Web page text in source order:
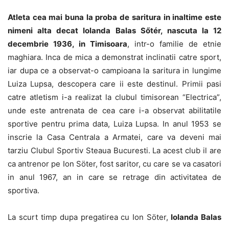
Atleta cea mai buna la proba de saritura in inaltime este
nimeni alta decat Iolanda Balas Sőtér, nascuta la 12
decembrie 1936, in Timisoara, intr-o familie de etnie
maghiara. Inca de mica a demonstrat inclinatii catre sport,
iar dupa ce a observat-o campioana la saritura in lungime
Luiza Lupsa, descopera care ii este destinul. Primii pasi
catre atletism i-a realizat la clubul timisorean “Electrica”,
unde este antrenata de cea care i-a observat abilitatile
sportive pentru prima data, Luiza Lupsa. In anul 1953 se
inscrie la Casa Centrala a Armatei, care va deveni mai
tarziu Clubul Sportiv Steaua Bucuresti. La acest club il are
ca antrenor pe Ion Söter, fost saritor, cu care se va casatori
in anul 1967, an in care se retrage din activitatea de
sportiva.
La scurt timp dupa pregatirea cu Ion Söter, Iolanda Balas